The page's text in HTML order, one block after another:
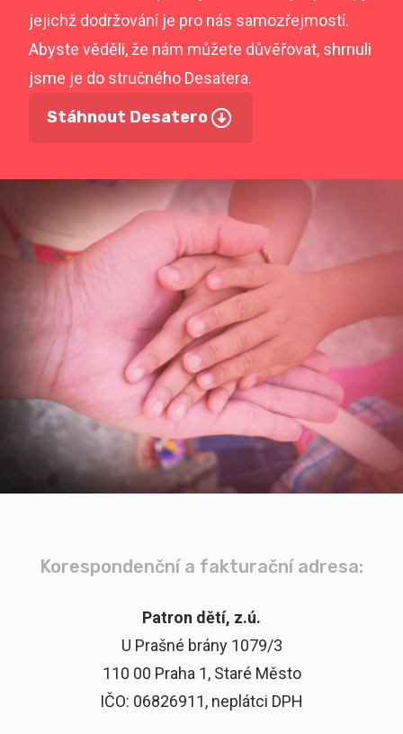
jejichž dodržování je pro nás samozřejmostí.
Abyste věděli, že nám můžete důvěřovat, shrnuli
jsme je do stručného Desatera.
Stáhnout Desatero
Korespondenční a fakturační adresa:
Patron dětí, z.ú.
U Prašné brány 1079/3
110 00 Praha 1, Staré Město
IČO: 06826911, neplátci DPH